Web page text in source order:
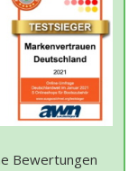
Bewertungen